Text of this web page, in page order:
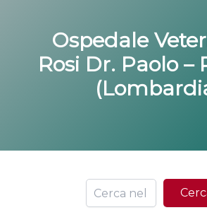
Ospedale
Rosi Dr. Paolo –